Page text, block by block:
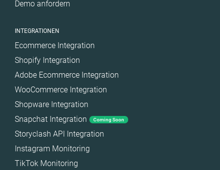
Demo anfordern
INTEGRATIONEN
Ecommerce Integration
Shopify Integration
Adobe Ecommerce Integration
WooCommerce Integration
Shopware Integration
Snapchat Integration
Coming Soon
Storyclash API Integration
Instagram Monitoring
TikTok Monitoring